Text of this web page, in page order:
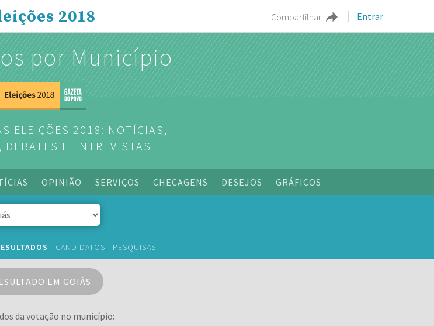
Compartilhar Entrar
2018
por Município
ELEIÇÕES 2018: NOTÍCIAS,
DEBATES E ENTREVISTAS
OPINIÃO SERVIÇOS CHECAGENS DESEJOS GRÁFICOS
CANDIDATOS PESQUISAS
EM GOIÁS
da votação no município: